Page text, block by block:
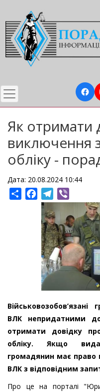
до
основного
вмісту
Як отримати
виключення
обліку -
Дата: 20.08.2024 10:44
ShareFacebookTelegram
ВЛК непридатними
отримати довідку
обліку. Якщо
громадянин має право
ВЛК з відповідним
Про це на порталі